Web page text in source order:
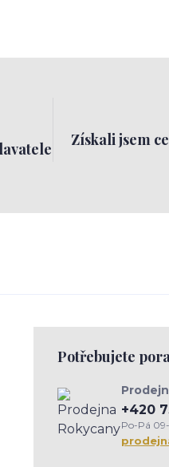
Získali jsem
Potřebujete
+420
Po-Pá 09-